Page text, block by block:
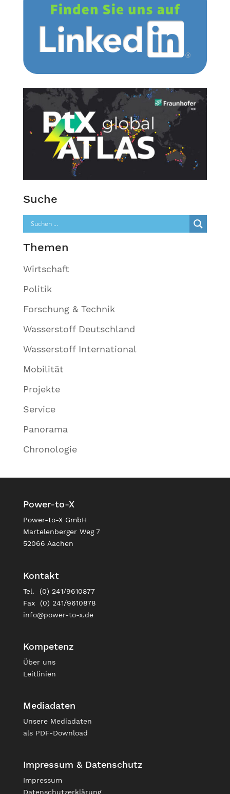
Suche
Themen
Wirtschaft
Politik
Forschung & Technik
Wasserstoff Deutschland
Wasserstoff International
Mobilität
Projekte
Service
Panorama
Chronologie
Power-to-X
Power-to-X GmbH
Martelenberger Weg 7
52066 Aachen
Kontakt
Tel. (0) 241/9610877
Fax (0) 241/9610878
info@power-to-x.de
Kompetenz
Über uns
Leitlinien
Mediadaten
Unsere Mediadaten
als PDF-Download
Impressum & Datenschutz
Impressum
Datenschutzerklärung